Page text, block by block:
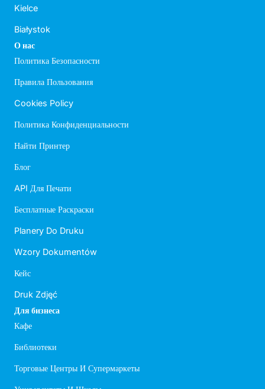
Kielce
Białystok
О нас
Политика Безопасности
Правила Пользования
Cookies Policy
Политика Конфиденциальности
Найти Принтер
Блог
API Для Печати
Бесплатные Раскраски
Planery Do Druku
Wzory Dokumentów
Кейс
Druk Zdjęć
Для бизнеса
Кафе
Библиотеки
Торговые Центры И Супермаркеты